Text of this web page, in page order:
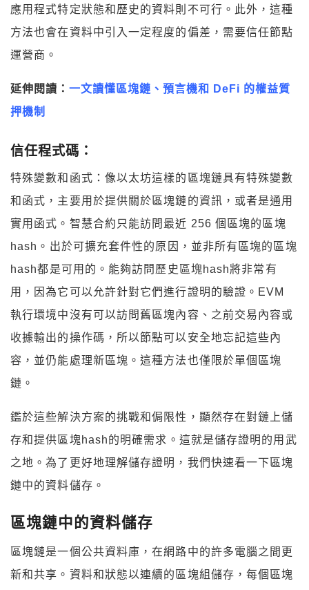
應用程式特定狀態和歷史的資料則不可行。此外，這種
方法也會在資料中引入一定程度的偏差，需要信任節點
運營商。
延伸閱讀： 一文讀懂區塊鏈、預言機和 DeFi 的權益質
押機制
信任程式碼：
特殊變數和函式：像以太坊這樣的區塊鏈具有特殊變數
和函式，主要用於提供關於區塊鏈的資訊，或者是通用
實用函式。智慧合約只能訪問最近 256 個區塊的區塊
hash。出於可擴充套件性的原因，並非所有區塊的區塊
hash都是可用的。能夠訪問歷史區塊hash將非常有
用，因為它可以允許針對它們進行證明的驗證。EVM
執行環境中沒有可以訪問舊區塊內容、之前交易內容或
收據輸出的操作碼，所以節點可以安全地忘記這些內
容，並仍能處理新區塊。這種方法也僅限於單個區塊
鏈。
鑑於這些解決方案的挑戰和侷限性，顯然存在對鏈上儲
存和提供區塊hash的明確需求。這就是儲存證明的用武
之地。為了更好地理解儲存證明，我們快速看一下區塊
鏈中的資料儲存。
區塊鏈中的資料儲存
區塊鏈是一個公共資料庫，在網路中的許多電腦之間更
新和共享。資料和狀態以連續的區塊組儲存，每個區塊